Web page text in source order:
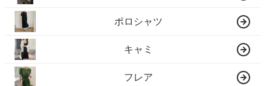
ポロシャツ
キャミ
フレア